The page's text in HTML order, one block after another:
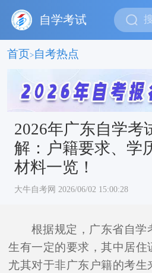
自学考试
首页>自考热点
2026年广东自学考
解：户籍要求、学
材料一览！
大牛自考网 2026/06/02 15:00:28
根据规定，广东省自学
生有一定的要求，其中居住
尤其对于非广东户籍的考生